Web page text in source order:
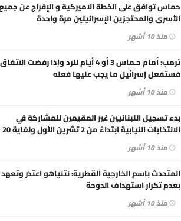
حماس توافق على الخطة الاميركية و الإفراج عن
الأسرى والمحتجزين الإسرائيلين مرة واحدة
ترمب: أمام حـماس 3 أو 4 أيام للرد وإذا رفضت الاتفاق
فستفعل إسرائيل ما يجب عليها فعله
بدء تسجيل اللبنانيين غير المقيمين للمشاركة في
الانتخابات النيابية ابتداءً من 2 تشرين الأول ولغاية 20
تشرين الثاني 2025
المتحدث باسم الخارجية القطرية: نتنياهو اعتذر وتعهد
بعدم تكرار استهداف الدوحة